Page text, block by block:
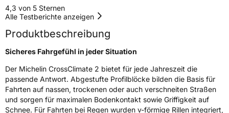
EU Label
EffizienzA
Nasshaftung B
Rollgeräusch (Klasse)B
Rollgeräusch (dB) 71
4,3 von 5 Sternen
Alle Testberichte anzeigen
Produktbeschreibung
Sicheres Fahrgefühl in jeder Situation
Der Michelin CrossClimate 2 bietet für jede Jahreszeit die
passende Antwort. Abgestufte Profilblöcke bilden die Basis für
Fahrten auf nassen, trockenen oder auch verschneiten Straßen
und sorgen für maximalen Bodenkontakt sowie Griffigkeit auf
Schnee. Für Fahrten bei Regen wurden v-förmige Rillen integriert,